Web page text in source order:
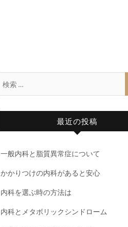
最近の投稿
一般内科と脂質異常症について
かかりつけの内科があると安心
内科を選ぶ時の方法は
内科とメタボリックシンドローム